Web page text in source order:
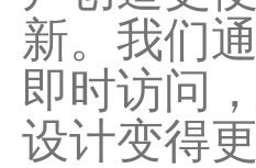
新。我们
即时访问
设计变得